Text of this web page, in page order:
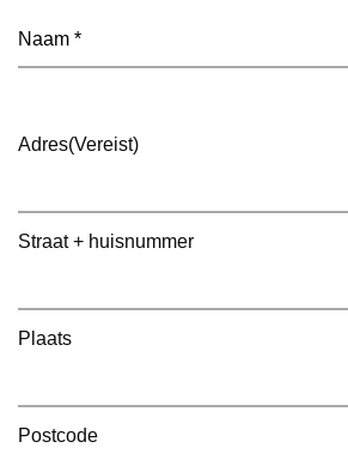
Naam (Vereist)
Adres(Vereist)
Straat + huisnummer
Plaats
Postcode